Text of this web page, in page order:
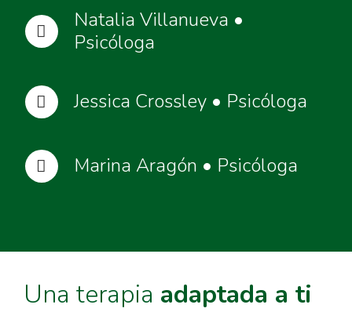
Natalia Villanueva •
Psicóloga
Jessica Crossley • Psicóloga
Marina Aragón • Psicóloga
Una terapia adaptada a ti